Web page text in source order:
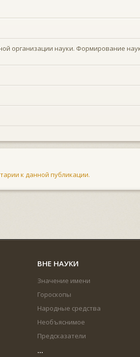
организации науки. Формирование
к данной публикации.
ВНЕ НАУКИ
Значение имени
Гороскопы
Народные средства
Необъяснимое
Предсказатели
...